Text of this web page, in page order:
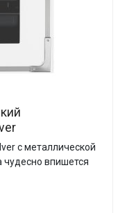
с металлической
чудесно впишется